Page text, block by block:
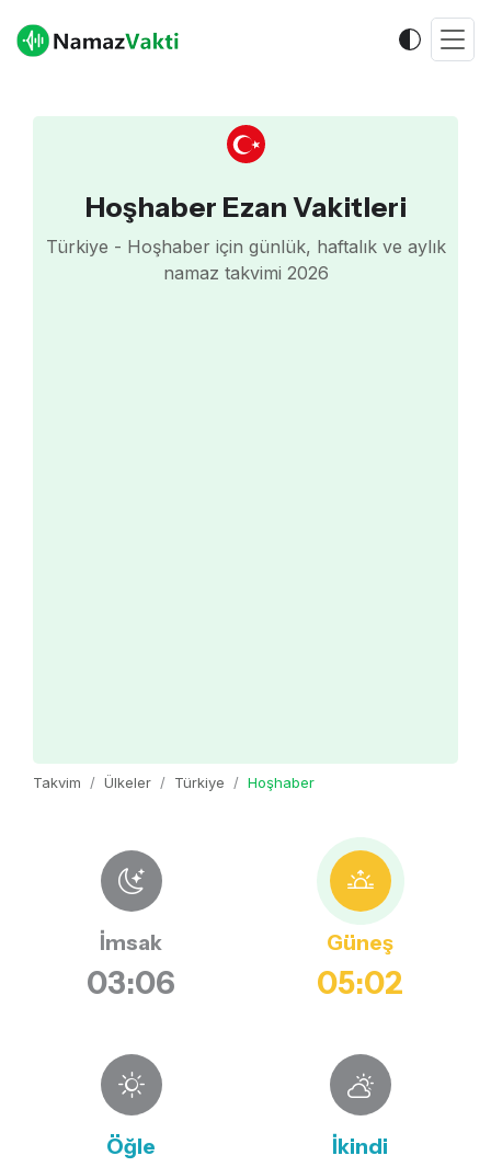
Hoşhaber Ezan Vakitleri
Türkiye - Hoşhaber için günlük, haftalık ve aylık
namaz takvimi 2026
Takvim Ülkeler Türkiye Hoşhaber
İmsak
03:06
Güneş
05:02
Öğle İkindi